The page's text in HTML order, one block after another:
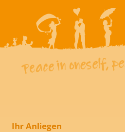
Ihr Anliegen